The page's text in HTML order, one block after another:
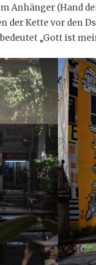
Anhänger (Hand
der Kette vor den
„Gott ist